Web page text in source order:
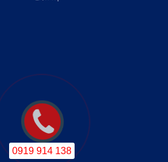
0919 914 138